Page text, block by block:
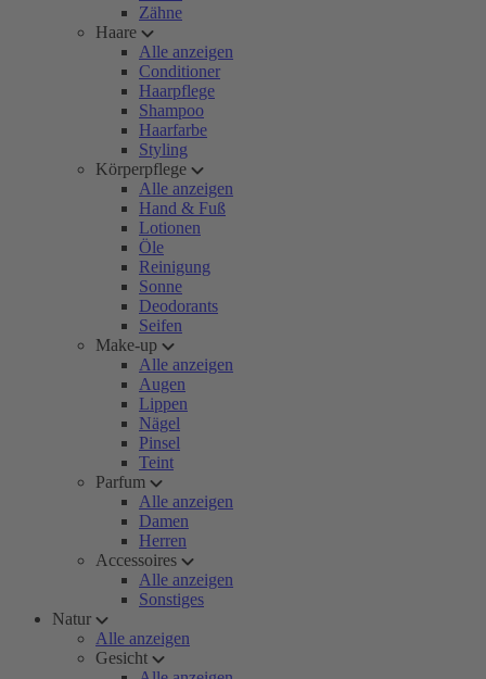
Zähne
Haare
Alle anzeigen
Conditioner
Haarpflege
Shampoo
Haarfarbe
Styling
Körperpflege
Alle anzeigen
Hand & Fuß
Lotionen
Öle
Reinigung
Sonne
Deodorants
Seifen
Make-up
Alle anzeigen
Augen
Lippen
Nägel
Pinsel
Teint
Parfum
Alle anzeigen
Damen
Herren
Accessoires
Alle anzeigen
Sonstiges
Natur
Alle anzeigen
Gesicht